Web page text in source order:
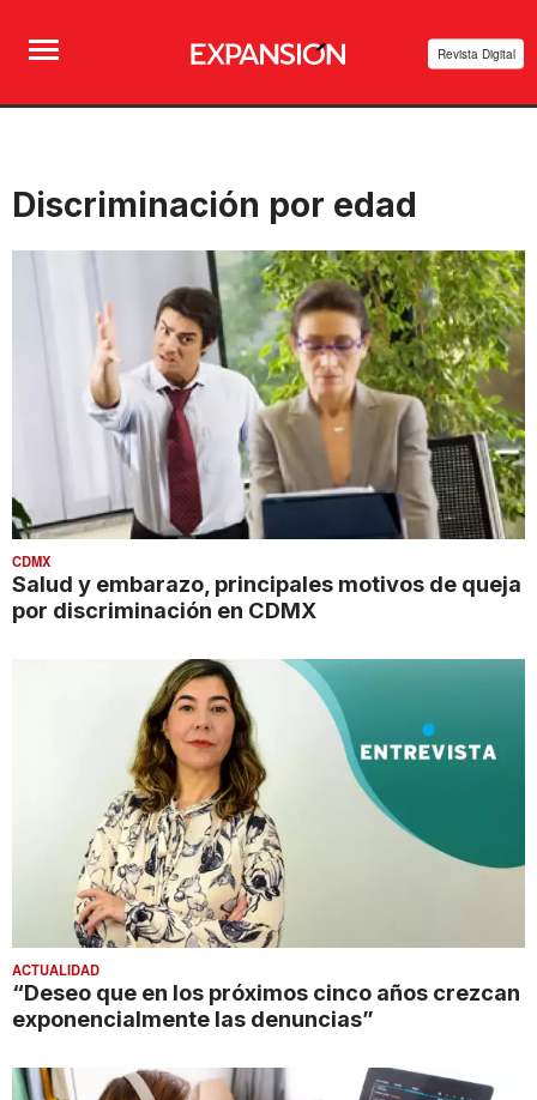
Revista Digital
Discriminación por edad
CDMX
Salud y embarazo, principales motivos de queja
por discriminación en CDMX
ACTUALIDAD
“Deseo que en los próximos cinco años crezcan
exponencialmente las denuncias”